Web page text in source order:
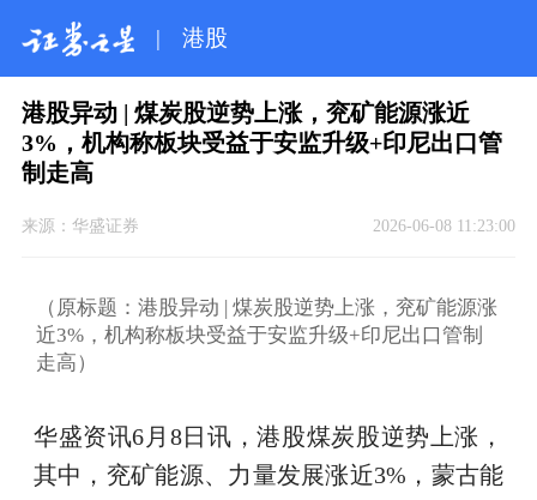
| 港股
港股异动 | 煤炭股逆势上涨，兖矿能源涨近
3%，机构称板块受益于安监升级+印尼出口管
制走高
来源： 华盛证券 2026-06-08 11:23:00
（原标题：港股异动 | 煤炭股逆势上涨，兖矿能源涨
近3%，机构称板块受益于安监升级+印尼出口管制
走高）
华盛资讯6月8日讯，港股煤炭股逆势上涨，
其中，兖矿能源、力量发展涨近3%，蒙古能